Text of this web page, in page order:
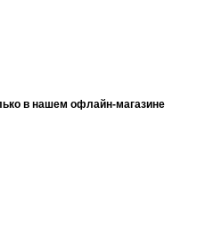
в нашем офлайн-магазине